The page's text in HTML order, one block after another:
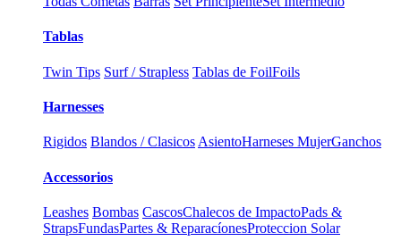
Tablas
Twin Tips Surf / Strapless Tablas de FoilFoils
Harnesses
Rigidos Blandos / Clasicos AsientoHarneses MujerGanchos
Accessorios
Leashes Bombas CascosChalecos de ImpactoPads &
StrapsFundasPartes & ReparacíonesProteccion Solar